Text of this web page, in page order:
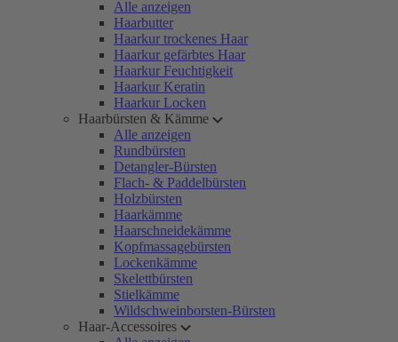
Alle anzeigen
Haarbutter
Haarkur trockenes Haar
Haarkur gefärbtes Haar
Haarkur Feuchtigkeit
Haarkur Keratin
Haarkur Locken
Haarbürsten & Kämme
Alle anzeigen
Rundbürsten
Detangler-Bürsten
Flach- & Paddelbürsten
Holzbürsten
Haarkämme
Haarschneidekämme
Kopfmassagebürsten
Lockenkämme
Skelettbürsten
Stielkämme
Wildschweinborsten-Bürsten
Haar-Accessoires